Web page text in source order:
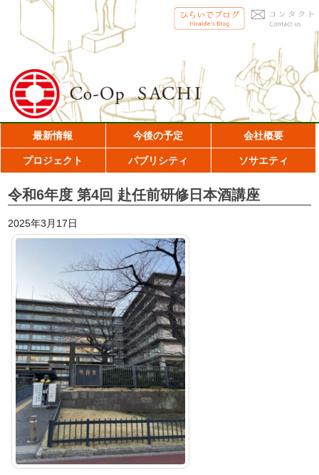
最新情報 今後の予定 会社概要
プロジェクト パブリシティ ソサエティ
令和6年度 第4回 赴任前研修日本酒講座
2025年3月17日